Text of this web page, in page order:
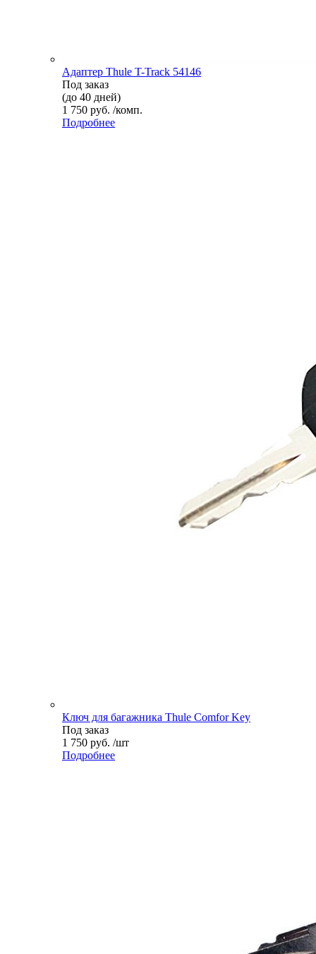
Адаптер Thule T-Track 54146
Под заказ
(до 40 дней)
1 750 руб. /комп.
Подробнее
Ключ для багажника Thule Comfor Key
Под заказ
1 750 руб. /шт
Подробнее